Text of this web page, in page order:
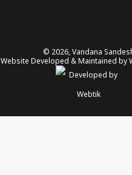
© 2026,Vandana
Website Developed & Maintained by